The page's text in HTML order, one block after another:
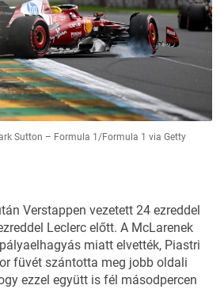
Sutton – Formula 1/Formula 1 via Getty
Verstappen vezetett 24 ezreddel
Leclerc előtt. A McLarenek
miatt elvették, Piastri
füvét szántotta meg jobb oldali
ezzel együtt is fél másodpercen